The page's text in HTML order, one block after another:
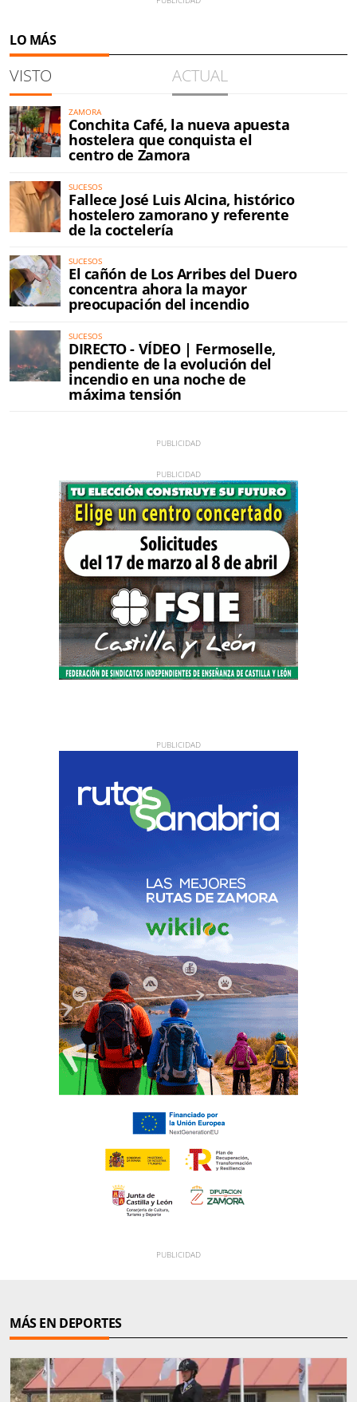
LO MÁS
VISTO ACTUAL
ZAMORA
Conchita Café, la nueva apuesta
hostelera que conquista el
centro de Zamora
SUCESOS
Fallece José Luis Alcina, histórico
hostelero zamorano y referente
de la coctelería
SUCESOS
El cañón de Los Arribes del Duero
concentra ahora la mayor
preocupación del incendio
SUCESOS
DIRECTO - VÍDEO | Fermoselle,
pendiente de la evolución del
incendio en una noche de
máxima tensión
MÁS EN DEPORTES